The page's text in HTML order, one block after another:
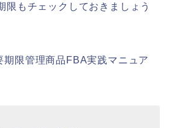
限もチェックしておきましょう
期限管理商品FBA実践マニュア